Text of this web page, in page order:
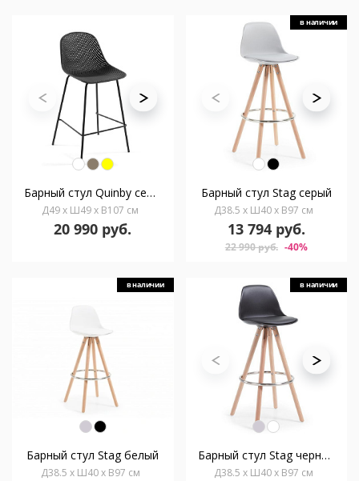
Барный стул Quinby серый
Д49 x Ш49 x В107 см
20 990 руб.
в наличии
Барный стул Stag серый
Д38.5 x Ш40 x В97 см
13 794 руб.
22 990 руб. -40%
в наличии
Барный стул Stag белый
Д38.5 x Ш40 x В97 см
в наличии
Барный стул Stag черный
Д38.5 x Ш40 x В97 см